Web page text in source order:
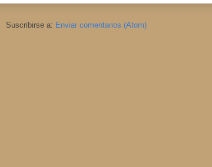
Suscribirse a: Enviar comentarios (Atom)